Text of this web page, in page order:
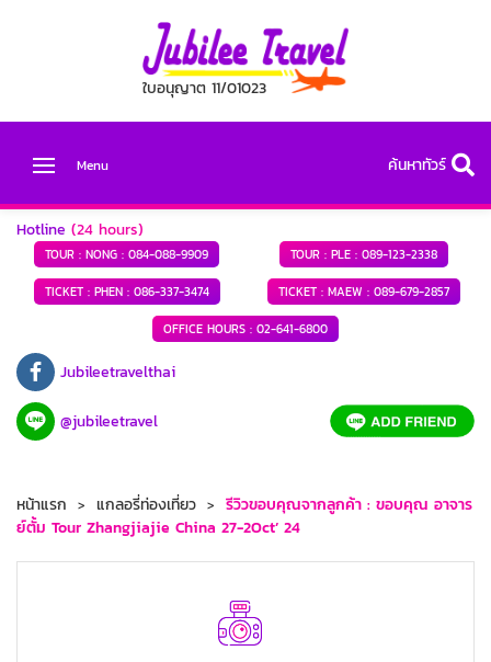
ใบอนุญาต 11/01023
Menu ค้นหาทัวร์
Hotline (24 hours)
TOUR : NONG : 084-088-9909 TOUR : PLE : 089-123-2338
TICKET : PHEN :086-337-3474 TICKET : MAEW : 089-679-2857
OFFICE HOURS : 02-641-6800
Jubileetravelthai
@jubileetravel
หน้าแรก แกลอรี่ท่องเที่ยว
รีวิวขอบคุณจากลูกค้า : ขอบคุณ อาจาร
ย์ตั้ม Tour Zhangjiajie China 27-2Oct’ 24